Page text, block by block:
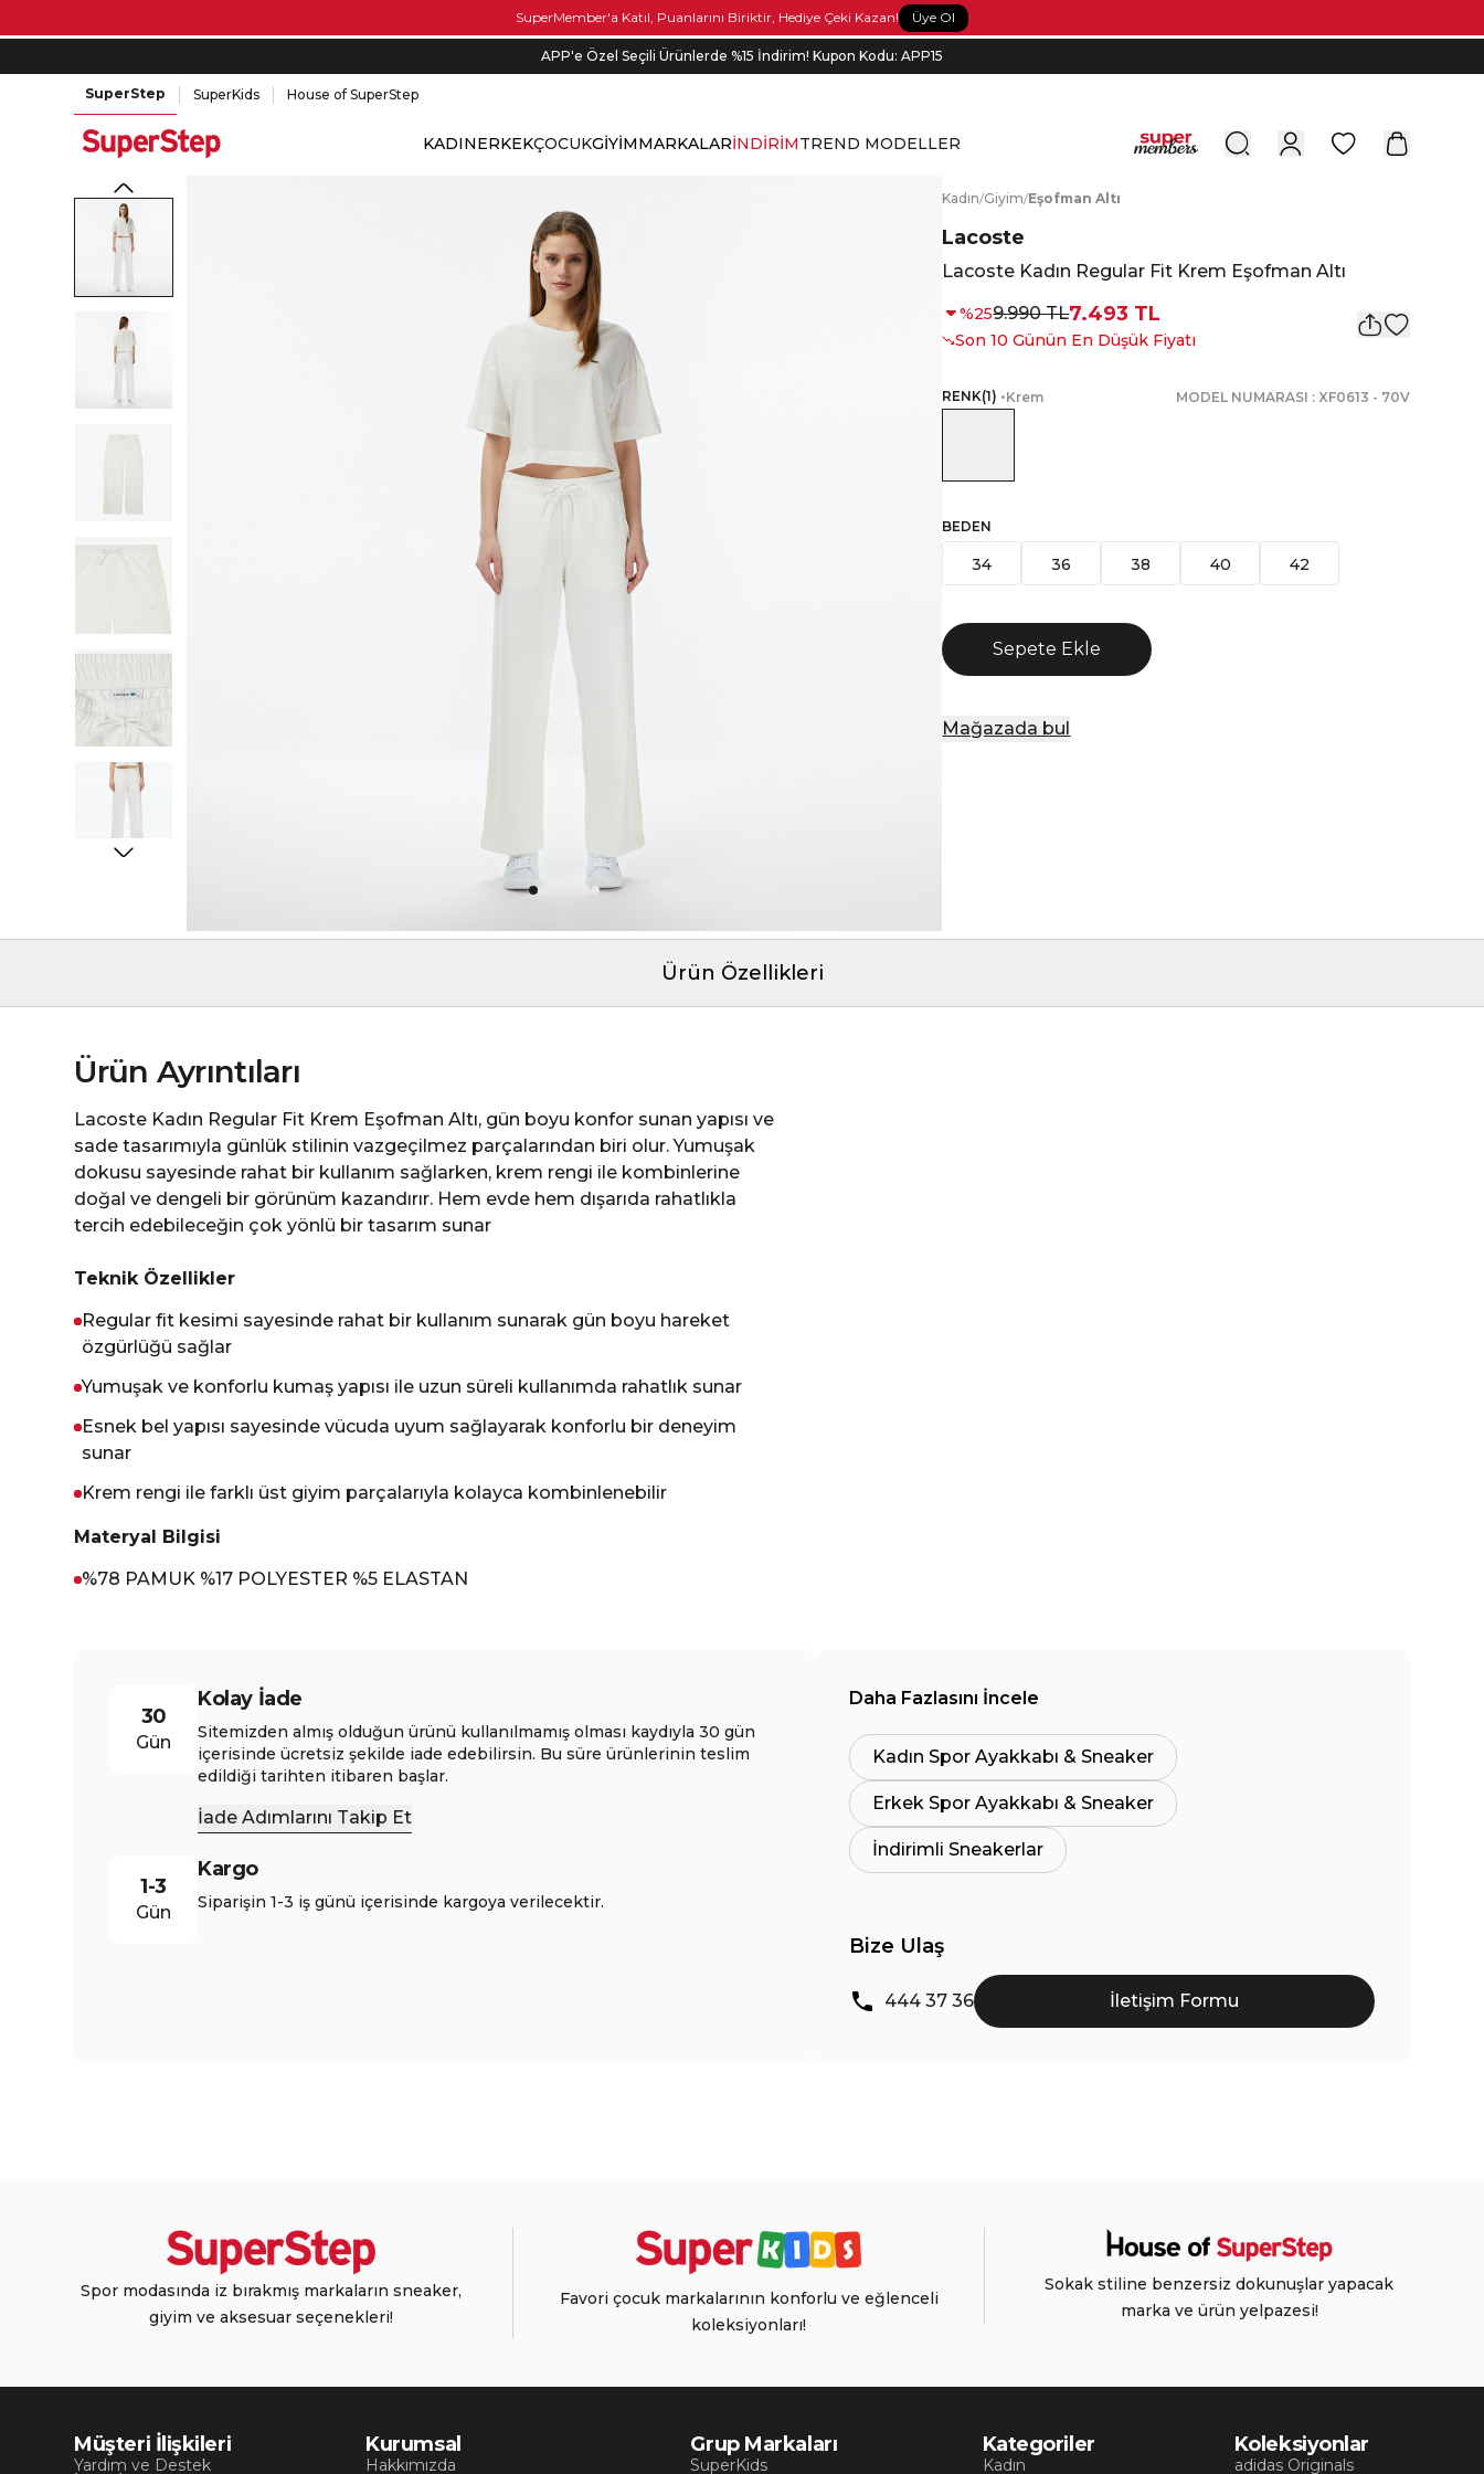
SuperMember'a Katıl, Puanlarını Biriktir, Hediye Çeki Kazan! Üye Ol
APP'e Özel Seçili Ürünlerde %15 İndirim! Kupon Kodu: APP15
Bonus kartlara özel vade farksız taksit seçenekleri!
SuperStep
SuperKids House of SuperStep
KADINERKEKÇOCUKGİYİMMARKALARİNDİRİMTREND MODELLER 0
Kadın/Giyim/Eşofman A ltı
Lacoste
Lacoste Kadın Regular Fit Krem Eşofman Altı
%259.990 TL7.493 TL
Son 10 Günün En Düşük Fiyatı
RENK(1) •Krem MODEL NUMARASI : XF0613 - 70V
BEDEN
34 36 38 40 42
Sepete Ekle
Mağazada bul
Ürün Özellikleri
Ürün Ayrıntıları
Lacoste Kadın Regular Fit Krem Eşofman Altı, gün boyu konfor sunan yapısı ve
sade tasarımıyla günlük stilinin vazgeçilmez parçalarından biri olur. Yumuşak
dokusu sayesinde rahat bir kullanım sağlarken, krem rengi ile kombinlerine
doğal ve dengeli bir görünüm kazandırır. Hem evde hem dışarıda rahatlıkla
tercih edebileceğin çok yönlü bir tasarım sunar
Teknik Özellikler
Regular fit kesimi sayesinde rahat bir kullanım sunarak gün boyu hareket
özgürlüğü sağlar
Yumuşak ve konforlu kumaş yapısı ile uzun süreli kullanımda rahatlık sunar
Esnek bel yapısı sayesinde vücuda uyum sağlayarak konforlu bir deneyim
sunar
Krem rengi ile farklı üst giyim parçalarıyla kolayca kombinlenebilir
Materyal Bilgisi
%78 PAMUK %17 POLYESTER %5 ELASTAN
30
Gün
Kolay İade
Sitemizden almış olduğun ürünü kullanılmamış olması kaydıyla 30 gün
içerisinde ücretsiz şekilde iade edebilirsin. Bu süre ürünlerinin teslim
edildiği tarihten itibaren başlar.
İade Adımlarını Takip Et
1-3
Gün
Kargo
Siparişin 1-3 iş günü içerisinde kargoya verilecektir.
Daha Fazlasını İncele
Kadın Spor Ayakkabı & Sneaker
Erkek Spor Ayakkabı & Sneaker
İndirimli Sneakerlar
Bize Ulaş
444 37 36 İletişim Formu
Spor modasında iz bırakmış markaların sneaker,
giyim ve aksesuar seçenekleri!
Favori çocuk markalarının konforlu ve eğlenceli
koleksiyonları!
Sokak stiline benzersiz dokunuşlar yapacak
marka ve ürün yelpazesi!
Müşteri İlişkileri
Yardım ve Destek
Kurumsal
Hakkımızda
Grup Markaları
SuperKids
Kategoriler
Kadın
Koleksiyonlar
adidas Originals